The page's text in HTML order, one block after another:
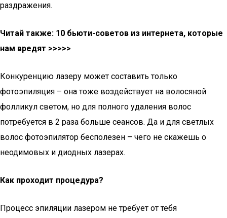
раздражения.
Читай также: 10 бьюти-советов из интернета, которые
нам вредят >>>>>
Конкуренцию лазеру может составить только
фотоэпиляция – она тоже воздействует на волосяной
фолликул светом, но для полного удаления волос
потребуется в 2 раза больше сеансов. Да и для светлых
волос фотоэпилятор бесполезен – чего не скажешь о
неодимовых и диодных лазерах.
Как проходит процедура?
Процесс эпиляции лазером не требует от тебя